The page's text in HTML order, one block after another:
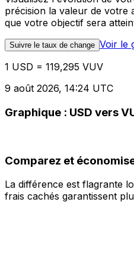
précision la valeur de votre
que votre objectif sera
Suivre le taux de change Voir le
1 USD = 119,295 VUV
9 août 2026, 14:24 UTC
Graphique : USD vers
Comparez et
La différence est flagrante
frais cachés garantissent